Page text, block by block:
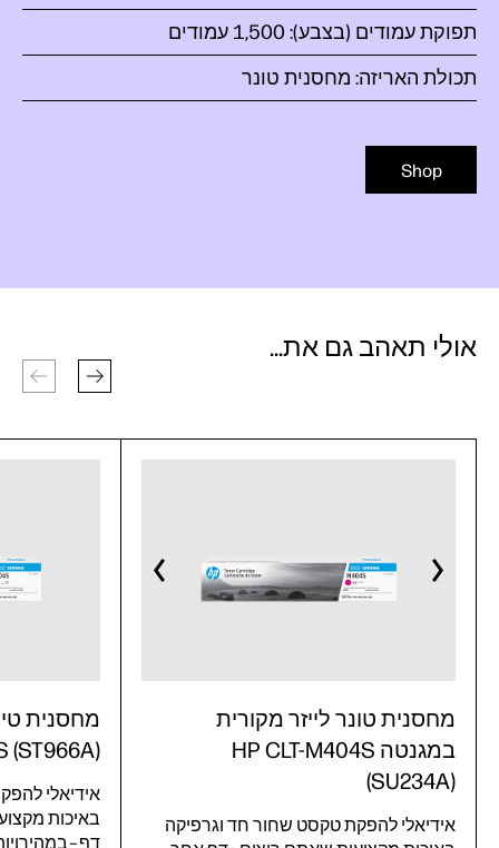
תפוקת עמודים (בצבע‏): 1,500 עמודים
תכולת האריזה: מחסנית טונר
Shop
אולי תאהב גם את...
מחסנית
(ST966A)
אידיאלי
באיכות
מחסנית טונר לייזר מקורית
במגנטה HP CLT-M404S
(SU234A)
אידיאלי להפקת טקסט שחור חד וגרפיקה